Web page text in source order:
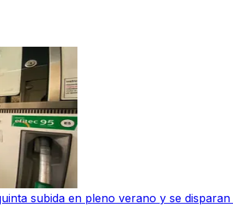
subida en pleno verano y se